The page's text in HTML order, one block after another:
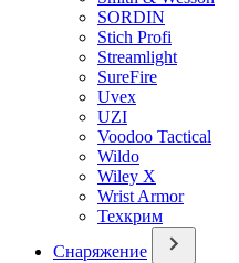
SORDIN
Stich Profi
Streamlight
SureFire
Uvex
UZI
Voodoo Tactical
Wildo
Wiley X
Wrist Armor
Техкрим
Снаряжение